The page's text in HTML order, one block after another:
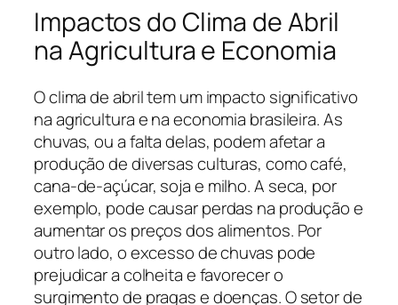
Impactos do Clima de Abril
na Agricultura e Economia
O clima de abril tem um impacto significativo
na agricultura e na economia brasileira. As
chuvas, ou a falta delas, podem afetar a
produção de diversas culturas, como café,
cana-de-açúcar, soja e milho. A seca, por
exemplo, pode causar perdas na produção e
aumentar os preços dos alimentos. Por
outro lado, o excesso de chuvas pode
prejudicar a colheita e favorecer o
surgimento de pragas e doenças. O setor de